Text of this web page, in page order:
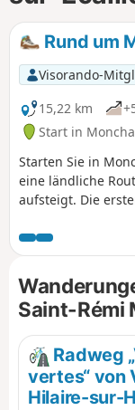
Rund um
Visorando-
15,22 km
Start in
Starten Sie in
eine ländliche
aufsteigt. Die
Kleingärten
Arenberg-Kanal
besinnlichen
offenbart
Rapsfeldern und
eine Trinkflasche
Valenciennes in
Saint-Rémi
Radweg
vertes“ von
Hilaire-sur-